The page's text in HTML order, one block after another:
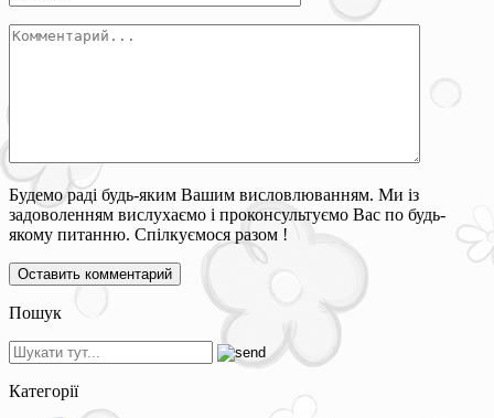
Будемо раді будь-яким Вашим висловлюванням. Ми із
задоволенням вислухаємо і проконсультуємо Вас по будь-
якому питанню. Спілкуємося разом !
Пошук
Категорії